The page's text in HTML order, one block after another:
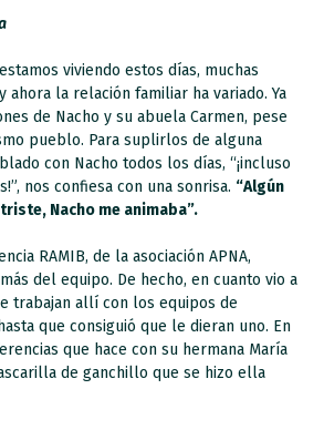
viviendo estos días, muchas
ahora la relación familiar ha variado. Ya
de Nacho y su abuela Carmen, pese
pueblo. Para suplirlos de alguna
con Nacho todos los días, “¡incluso
nos confiesa con una sonrisa. “Algún
Nacho me animaba”.
RAMIB, de la asociación APNA,
del equipo. De hecho, en cuanto vio a
trabajan allí con los equipos de
que consiguió que le dieran uno. En
que hace con su hermana María
de ganchillo que se hizo ella